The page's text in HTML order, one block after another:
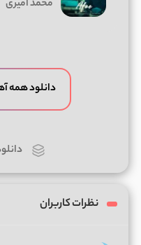
محمد امیری
دانلود همه
نظرات کاربران